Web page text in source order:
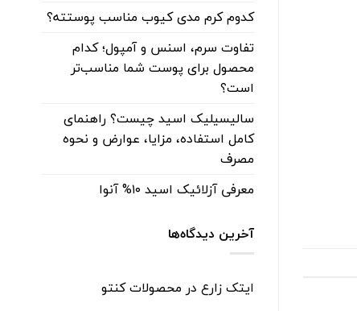
کدوم کرم مدی کیوب مناسب پوستته؟
تفاوت سرم، اسنس و آمپول؛ کدام
محصول برای پوست شما مناسب‌تر
است؟
سالیسیلیک اسید چیست؟ راهنمای
کامل استفاده، مزایا، عوارض و نحوه
مصرف
معرفی آزلائیک اسید ۱۰% آنوا
آخرین دیدگاه‌ها
ایتک زارع در محصولات کنتو